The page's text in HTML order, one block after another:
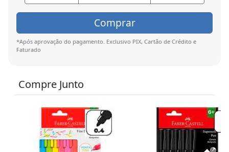
Comprar
*Após aprovação do pagamento. Exclusivo PIX, Cartão de Crédito e
Faturado
Compre Junto